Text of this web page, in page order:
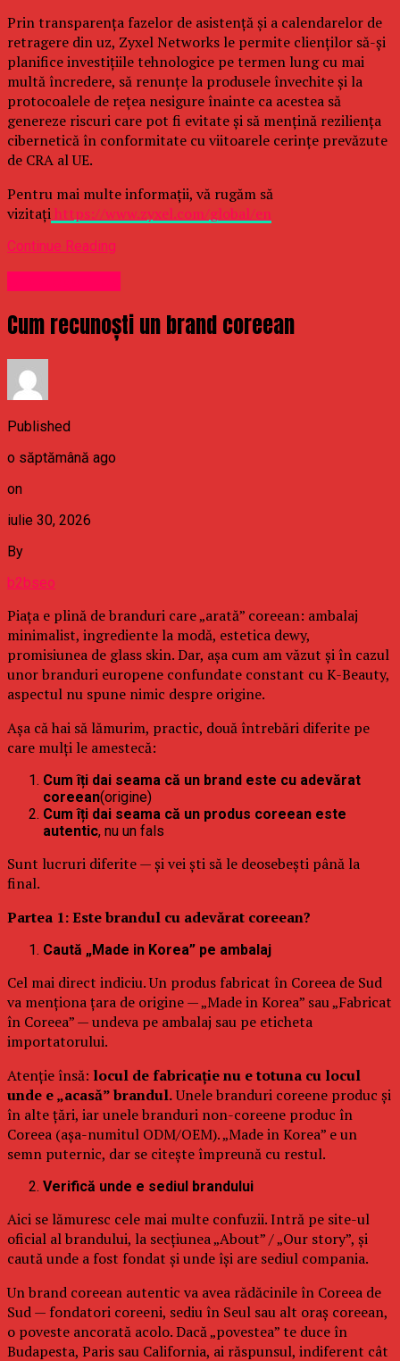
Prin transparența fazelor de asistență și a calendarelor de
retragere din uz, Zyxel Networks le permite clienților să-și
planifice investițiile tehnologice pe termen lung cu mai
multă încredere, să renunțe la produsele învechite și la
protocoalele de rețea nesigure înainte ca acestea să
genereze riscuri care pot fi evitate și să mențină reziliența
cibernetică în conformitate cu viitoarele cerințe prevăzute
de CRA al UE.
Pentru mai multe informații, vă rugăm să
vizitațihttps://www.zyxel.com/global/en
Continue Reading
Cum recunoști un brand coreean
Published
o săptămână ago
on
iulie 30, 2026
By
b2bseo
Piața e plină de branduri care „arată” coreean: ambalaj
minimalist, ingrediente la modă, estetica dewy,
promisiunea de glass skin. Dar, așa cum am văzut și în cazul
unor branduri europene confundate constant cu K-Beauty,
aspectul nu spune nimic despre origine.
Așa că hai să lămurim, practic, două întrebări diferite pe
care mulți le amestecă:
Cum îți dai seama că un brand este cu adevărat
coreean(origine)
Cum îți dai seama că un produs coreean este
autentic, nu un fals
Sunt lucruri diferite — și vei ști să le deosebești până la
final.
Partea 1: Este brandul cu adevărat coreean?
Caută „Made in Korea” pe ambalaj
Cel mai direct indiciu. Un produs fabricat în Coreea de Sud
va menționa țara de origine — „Made in Korea” sau „Fabricat
în Coreea” — undeva pe ambalaj sau pe eticheta
importatorului.
Atenție însă: locul de fabricație nu e totuna cu locul
unde e „acasă” brandul.Unele branduri coreene produc și
în alte țări, iar unele branduri non-coreene produc în
Coreea (așa-numitul ODM/OEM). „Made in Korea” e un
semn puternic, dar se citește împreună cu restul.
Verifică unde e sediul brandului
Aici se lămuresc cele mai multe confuzii. Intră pe site-ul
oficial al brandului, la secțiunea „About” / „Our story”, și
caută unde a fost fondat și unde își are sediul compania.
Un brand coreean autentic va avea rădăcinile în Coreea de
Sud — fondatori coreeni, sediu în Seul sau alt oraș coreean,
o poveste ancorată acolo. Dacă „povestea” te duce în
Budapesta, Paris sau California, ai răspunsul, indiferent cât